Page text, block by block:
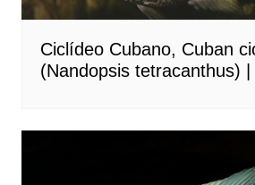
Ciclídeo Cubano, Cuban
(Nandopsis tetracanthus)